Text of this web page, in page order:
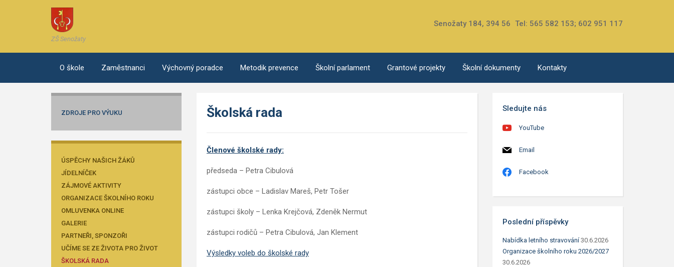
ZŠ Senožaty
Senožaty 184, 394 56 Tel: 565 582 153; 602 951 117
O škole Zaměstnanci Výchovný poradce Metodik prevence Školní parlament Grantové projekty Školní dokumenty Kontakty
ZDROJE PRO VÝUKU
ÚSPĚCHY NAŠICH ŽÁKŮ
JÍDELNÍČEK
ZÁJMOVÉ AKTIVITY
ORGANIZACE ŠKOLNÍHO ROKU
OMLUVENKA ONLINE
GALERIE
PARTNEŘI, SPONZOŘI
UČÍME SE ZE ŽIVOTA PRO ŽIVOT
ŠKOLSKÁ RADA
Školská rada
Členové školské rady:
předseda – Petra Cibulová
zástupci obce – Ladislav Mareš, Petr Tošer
zástupci školy – Lenka Krejčová, Zdeněk Nermut
zástupci rodičů – Petra Cibulová, Jan Klement
Výsledky voleb do školské rady
Sledujte nás
YouTube
Email
Facebook
Poslední příspěvky
Nabídka letního stravování 30.6.2026
Organizace školního roku 2026/2027
30.6.2026